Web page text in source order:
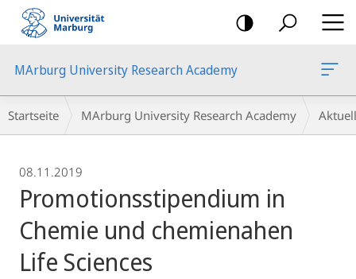
Mobile-
Navigation
MArburg University Research Academy
Breadcrumb-
Navigation
Startseite MArburg University Research Academy
08.11.2019
Promotionsstipendium in
Chemie und chemienahen
Life Sciences